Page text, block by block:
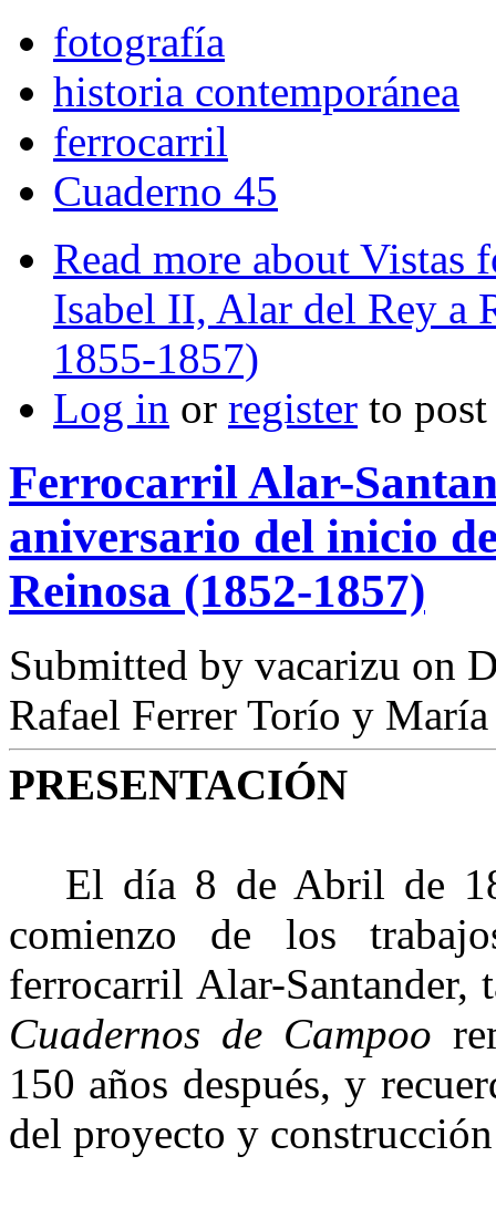
fotografía
historia contemporánea
ferrocarril
Cuaderno 45
Read more about Vistas
Isabel II, Alar del Rey a
1855-1857)
Log in or register to
Ferrocarril Alar-
aniversario del inicio
Reinosa (1852-1857)
Submitted by vacarizu on
Rafael Ferrer Torío y
PRESENTACIÓN
El día 8 de Abril de
comienzo de los
ferrocarril Alar-Santander,
Cuadernos de Campoo
150 años después, y
del proyecto y